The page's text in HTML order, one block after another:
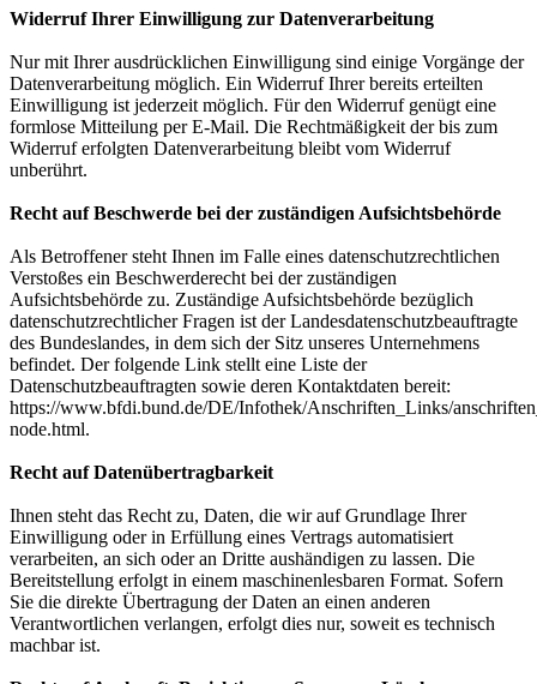
Widerruf Ihrer Einwilligung zur Datenverarbeitung
Nur mit Ihrer ausdrücklichen Einwilligung sind einige Vorgänge der
Datenverarbeitung möglich. Ein Widerruf Ihrer bereits erteilten
Einwilligung ist jederzeit möglich. Für den Widerruf genügt eine
formlose Mitteilung per E-Mail. Die Rechtmäßigkeit der bis zum
Widerruf erfolgten Datenverarbeitung bleibt vom Widerruf
unberührt.
Recht auf Beschwerde bei der zuständigen Aufsichtsbehörde
Als Betroffener steht Ihnen im Falle eines datenschutzrechtlichen
Verstoßes ein Beschwerderecht bei der zuständigen
Aufsichtsbehörde zu. Zuständige Aufsichtsbehörde bezüglich
datenschutzrechtlicher Fragen ist der Landesdatenschutzbeauftragte
des Bundeslandes, in dem sich der Sitz unseres Unternehmens
befindet. Der folgende Link stellt eine Liste der
Datenschutzbeauftragten sowie deren Kontaktdaten bereit:
https://www.bfdi.bund.de/DE/Infothek/Anschriften_Links/
node.html.
Recht auf Datenübertragbarkeit
Ihnen steht das Recht zu, Daten, die wir auf Grundlage Ihrer
Einwilligung oder in Erfüllung eines Vertrags automatisiert
verarbeiten, an sich oder an Dritte aushändigen zu lassen. Die
Bereitstellung erfolgt in einem maschinenlesbaren Format. Sofern
Sie die direkte Übertragung der Daten an einen anderen
Verantwortlichen verlangen, erfolgt dies nur, soweit es technisch
machbarist.